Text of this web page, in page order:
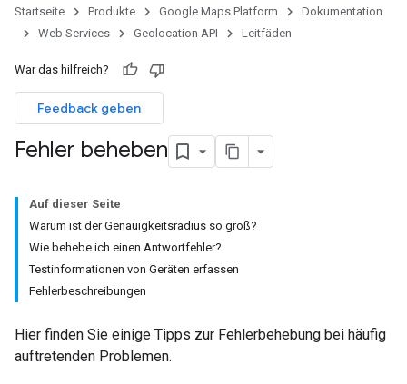
Startseite Produkte Google Maps Platform
Dokumentation
Web Services
Geolocation API Leitfäden
War das hilfreich?
Feedback geben
Fehler beheben
Auf dieser Seite
Warum ist der Genauigkeitsradius so groß?
Wie behebe ich einen Antwortfehler?
Testinformationen von Geräten erfassen
Fehlerbeschreibungen
Hier finden Sie einige Tipps zur Fehlerbehebung bei häufig
auftretenden Problemen.